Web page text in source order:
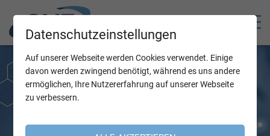
Datenschutzeinstellungen
Auf unserer Webseite werden Cookies verwendet. Einige
davon werden zwingend benötigt, während es uns andere
ermöglichen, Ihre Nutzererfahrung auf unserer Webseite
zu verbessern.